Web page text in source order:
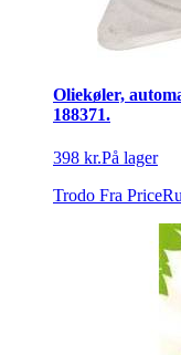
Oliekøler,
188371.
398 kr.På lager
Trodo Fra